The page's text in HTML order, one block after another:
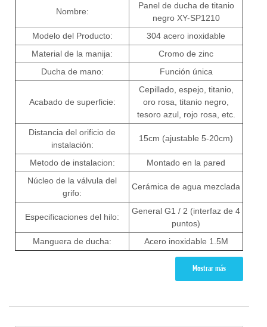
Nombre:
Panel de ducha de titanio
negro XY-SP1210
Modelo del Producto:
304 acero inoxidable
Material de la manija:
Cromo de zinc
Ducha de mano:
Función única
Acabado de superficie:
Cepillado, espejo, titanio,
oro rosa, titanio negro,
tesoro azul, rojo rosa, etc.
Distancia del orificio de
instalación:
15cm (ajustable 5-20cm)
Metodo de instalacion:
Montado en la pared
Núcleo de la válvula del
grifo:
Cerámica de agua mezclada
Especificaciones del hilo:
General G1 / 2 (interfaz de 4
puntos)
Manguera de ducha:
Acero inoxidable 1.5M
Mostrar más